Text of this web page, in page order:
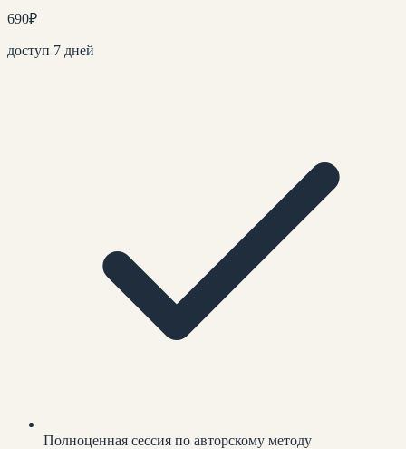
690₽
доступ 7 дней
Полноценная сессия по авторскому методу